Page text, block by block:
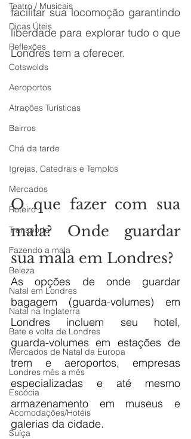
Teatro / Musicais
Dicas Úteis
Reflexões
Cotswolds
Aeroportos
Atrações Turísticas
Bairros
Chá da tarde
Igrejas, Catedrais e Templos
Mercados
Roteiro
Transporte
Fazendo a mala
Beleza
Natal em Londres
Natal na Inglaterra
Bate e volta de Londres
Mercados de Natal da Europa
Londres mês a mês
Escócia
Acomodações/Hotéis
Suíça
facilitar sua locomoção garantindo
liberdade para explorar tudo o que
Londres tem a oferecer.
O que fazer com sua
mala? Onde guardar
sua mala em Londres?
As opções de onde guardar
bagagem (guarda-volumes) em
Londres incluem seu hotel,
guarda-volumes em estações de
trem e aeroportos, empresas
especializadas e até mesmo
armazenamento em museus e
galerias da cidade.